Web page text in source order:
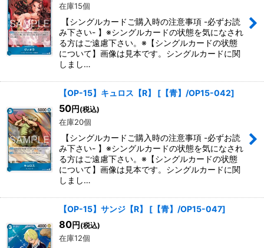
在庫15個
【シングルカードご購入時の注意事項 -必ずお読
み下さい- 】※シングルカードの状態を気になされ
る方はご遠慮下さい。※【シングルカードの状態
について】画像は見本です。シングルカードに関
しまし…
【OP-15】キュロス【R】 [ 【青】/OP15-042]
50円 (税込)
在庫20個
【シングルカードご購入時の注意事項 -必ずお読
み下さい- 】※シングルカードの状態を気になされ
る方はご遠慮下さい。※【シングルカードの状態
について】画像は見本です。シングルカードに関
しまし…
【OP-15】サンジ【R】 [ 【青】/OP15-047]
80円 (税込)
在庫12個